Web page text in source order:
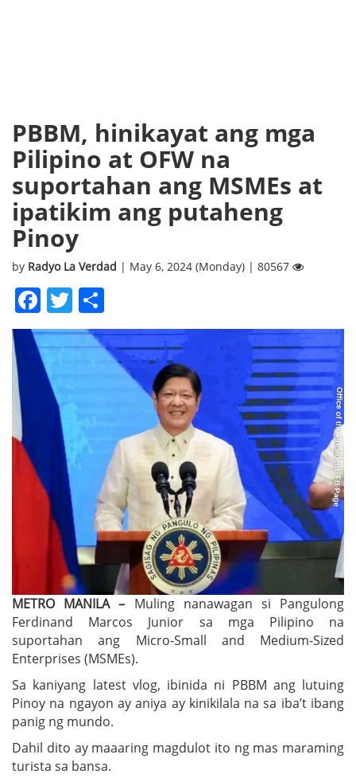
PBBM, hinikayat ang mga
Pilipino at OFW na
suportahan ang MSMEs at
ipatikim ang putaheng
Pinoy
by Radyo La Verdad | May 6, 2024 (Monday) | 80567
Facebook
Twitter
METRO MANILA – Muling nanawagan si Pangulong
Ferdinand Marcos Junior sa mga Pilipino na
suportahan ang Micro-Small and Medium-Sized
Enterprises (MSMEs).
Sa kaniyang latest vlog, ibinida ni PBBM ang lutuing
Pinoy na ngayon ay aniya ay kinikilala na sa iba’t ibang
panig ng mundo.
Dahil dito ay maaaring magdulot ito ng mas maraming
turista sa bansa.